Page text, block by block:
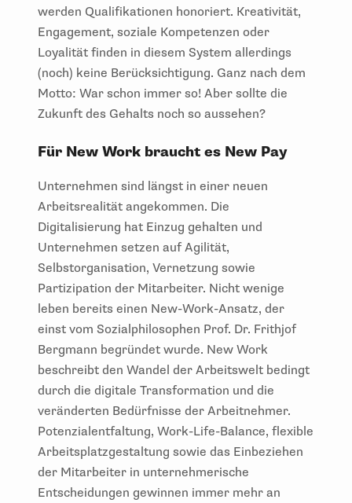
werden Qualifikationen honoriert. Kreativität,
Engagement, soziale Kompetenzen oder
Loyalität finden in diesem System allerdings
(noch) keine Berücksichtigung. Ganz nach dem
Motto: War schon immer so! Aber sollte die
Zukunft des Gehalts noch so aussehen?
Für New Work braucht es New Pay
Unternehmen sind längst in einer neuen
Arbeitsrealität angekommen. Die
Digitalisierung hat Einzug gehalten und
Unternehmen setzen auf Agilität,
Selbstorganisation, Vernetzung sowie
Partizipation der Mitarbeiter. Nicht wenige
leben bereits einen New-Work-Ansatz, der
einst vom Sozialphilosophen Prof. Dr. Frithjof
Bergmann begründet wurde. New Work
beschreibt den Wandel der Arbeitswelt bedingt
durch die digitale Transformation und die
veränderten Bedürfnisse der Arbeitnehmer.
Potenzialentfaltung, Work-Life-Balance, flexible
Arbeitsplatzgestaltung sowie das Einbeziehen
der Mitarbeiter in unternehmerische
Entscheidungen gewinnen immer mehr an